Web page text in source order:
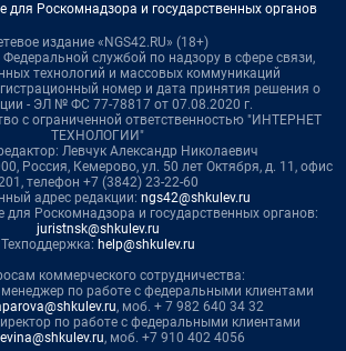
для Роскомнадзора и государственных органов
издание «NGS42.RU» (18+)
службой по надзору в сфере связи,
технологий и массовых коммуникаций
номер и дата принятия решения о
- ЭЛ № ФС 77-78817 от 07.08.2020 г.
с ограниченной ответственностью "ИНТЕРНЕТ
ТЕХНОЛОГИИ"
Левчук Александр Николаевич
Россия, Кемерово, ул. 50 лет Октября, д. 11, офис
телефон +7 (3842) 23-22-60
адрес редакции: ngs42@shkulev.ru
для Роскомнадзора и государственных органов:
juristnsk@shkulev.ru
Техподдержка: help@shkulev.ru
коммерческого сотрудничества:
по работе с федеральными клиентами
, моб. + 7 982 640 34 32
по работе с федеральными клиентами
, моб. +7 910 402 4056